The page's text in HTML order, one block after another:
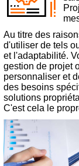
Au titre des
d'utiliser de tels
et l'adaptabilité.
gestion de projet
personnaliser et
des besoins
solutions
C'est cela le